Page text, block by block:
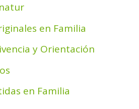
en Familia
y Orientación
en Familia